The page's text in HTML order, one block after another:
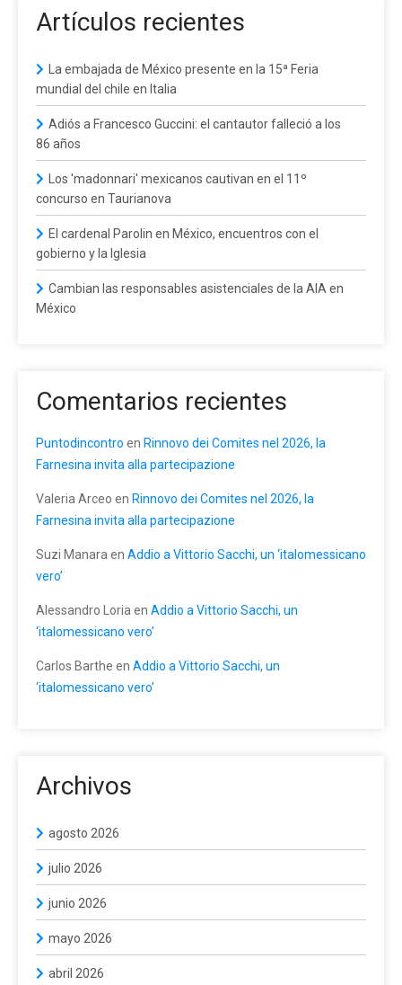
Artículos recientes
La embajada de México presente en la 15ª Feria
mundial del chile en Italia
Adiós a Francesco Guccini: el cantautor falleció a los
86 años
Los 'madonnari' mexicanos cautivan en el 11º
concurso en Taurianova
El cardenal Parolin en México, encuentros con el
gobierno y la Iglesia
Cambian las responsables asistenciales de la AIA en
México
Comentarios recientes
Puntodincontro en Rinnovo dei Comites nel 2026, la
Farnesina invita alla partecipazione
Valeria Arceo en Rinnovo dei Comites nel 2026, la
Farnesina invita alla partecipazione
Suzi Manara en Addio a Vittorio Sacchi, un ‘italomessicano
vero’
Alessandro Loria en Addio a Vittorio Sacchi, un
‘italomessicano vero’
Carlos Barthe en Addio a Vittorio Sacchi, un
‘italomessicano vero’
Archivos
agosto 2026
julio 2026
junio 2026
mayo 2026
abril 2026